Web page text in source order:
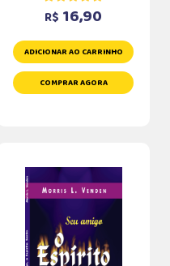
R$ 16,90
ADICIONAR AO CARRINHO
COMPRAR AGORA